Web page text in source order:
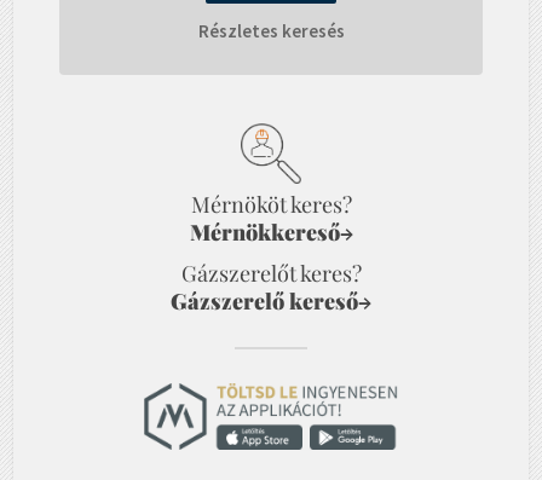
Részletes keresés
Mérnököt keres?
Mérnökkereső→
Gázszerelőt keres?
Gázszerelő kereső→